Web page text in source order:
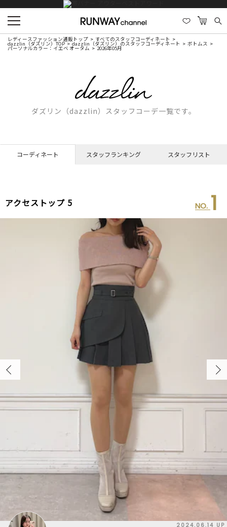
レディースファッション通販トップ すべてのスタッフコーディネート
dazzlin（ダズリン）TOP dazzlin（ダズリン）のスタッフコーディネート ボトムス
パーソナルカラー：イエベ オータム 2026年05月
ダズリン（dazzlin）スタッフコーデ一覧です。
コーディネート スタッフランキング スタッフリスト
アクセストップ 5 NO. 1
2024.06.14 UP